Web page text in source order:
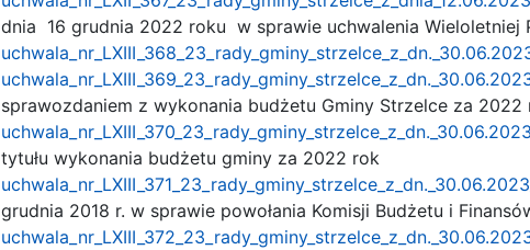
dnia 16 grudnia 2022 roku w sprawie uchwalenia
sprawozdaniem z wykonania budżetu Gminy Strzelce za 2022
tytułu wykonania budżetu gminy za 2022 rok
grudnia 2018 r. w sprawie powołania Komisji Budżetu i